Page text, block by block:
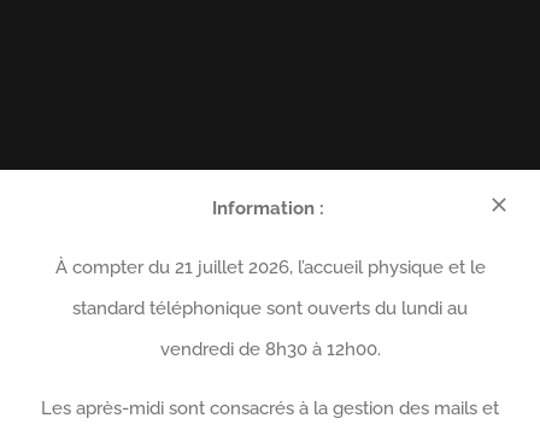
Information :
À compter du 21 juillet 2026, l’accueil physique et le
standard téléphonique sont ouverts du lundi au
vendredi de 8h30 à 12h00.
Les après-midi sont consacrés à la gestion des mails et